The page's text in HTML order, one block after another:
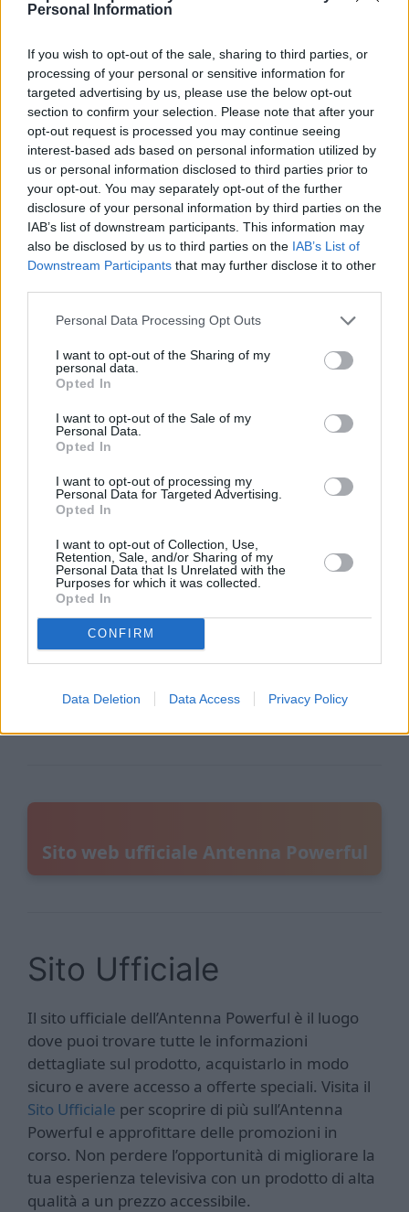
Personal Information
If you wish to opt-out of the sale, sharing to third parties, or
processing of your personal or sensitive information for
targeted advertising by us, please use the below opt-out
section to confirm your selection. Please note that after your
opt-out request is processed you may continue seeing
interest-based ads based on personal information utilized by
us or personal information disclosed to third parties prior to
your opt-out. You may separately opt-out of the further
disclosure of your personal information by third parties on the
IAB’s list of downstream participants. This information may
also be disclosed by us to third parties on the IAB’s List of
Downstream Participants that may further disclose it to other
Personal Data Processing Opt Outs
I want to opt-out of the Sharing of my
personal data.
Opted In
I want to opt-out of the Sale of my
Personal Data.
Opted In
I want to opt-out of processing my
Personal Data for Targeted Advertising.
Opted In
I want to opt-out of Collection, Use,
Retention, Sale, and/or Sharing of my
Personal Data that Is Unrelated with the
Purposes for which it was collected.
Opted In
CONFIRM
Data Deletion Data Access Privacy Policy
delle immagini rispetto ai modelli tradizionali.
coloro che vivono in zone con segnale debole,
dove l’antenna si dimostra particolarmente
efficace.
Le recensioni sottolineano anche il design senza
fili dell’Antenna Powerful, che elimina l’ingombro
e la confusione dei cavi, contribuendo a
mantenere l’ambiente ordinato e pulito. Inoltre,
molti utenti apprezzano il rapporto qualità-
prezzo del prodotto, che offre prestazioni
Nonostante ci siano alcuni casi in cui la ricezione
potrebbe non essere perfetta, soprattutto in
aree remote o con ostacoli fisici significativi, la
stragrande maggioranza degli utenti ritiene che
l’Antenna Powerful funzioni in modo eccellente
In conclusione, l’Antenna Powerful sembra
migliorare la propria esperienza televisiva senza
dover spendere una fortuna. Con recensioni
così positive che sottolineano la qualità
dell’immagine, la facilità d’installazione e il
design senza fili, l’Antenna Powerful si conferma
come un’opzione che merita di essere presa in
considerazione per chi cerca prestazioni senza
Sito web ufficiale Antenna Powerful
Sito Ufficiale
Il sito ufficiale dell’Antenna Powerful è il luogo
dove puoi trovare tutte le informazioni
dettagliate sul prodotto, acquistarlo in modo
sicuro e avere accesso a offerte speciali. Visita il
Sito Ufficiale per scoprire di più sull’Antenna
Powerful e approfittare delle promozioni in
corso. Non perdere l’opportunità di migliorare la
tua esperienza televisiva con un prodotto di alta
qualità a un prezzo accessibile.